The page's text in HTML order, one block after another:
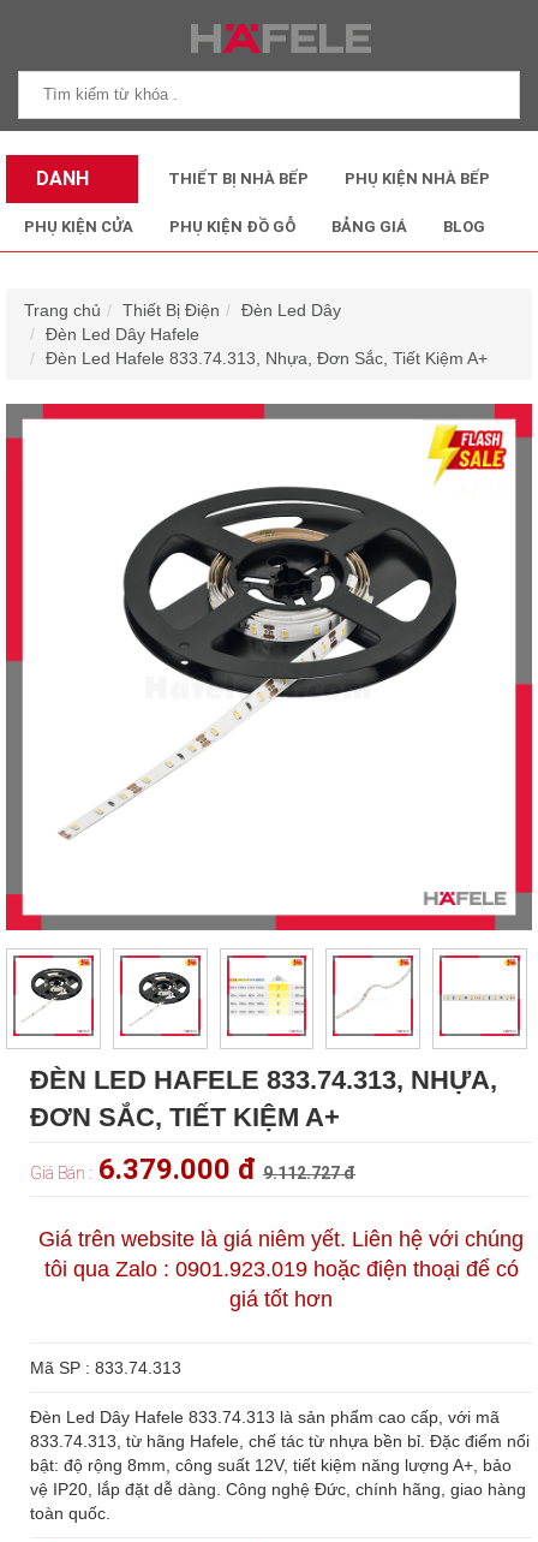
DANH
MỤC SẢN
THIẾT BỊ NHÀ BẾP PHỤ KIỆN NHÀ BẾP
PHỤ KIỆN CỬA PHỤ KIỆN ĐỒ GỖ BẢNG GIÁ BLOG
Trang chủ Thiết Bị Điện
Đèn Led Dây
Đèn Led Dây Hafele
Đèn Led Hafele 833.74.313, Nhựa, Đơn Sắc, Tiết Kiệm A+
ĐÈN LED HAFELE 833.74.313, NHỰA,
ĐƠN SẮC, TIẾT KIỆM A+
Giá Bán : 6.379.000 đ 9.112.727 đ
Giá trên website là giá niêm yết. Liên hệ với chúng
tôi qua Zalo : 0901.923.019 hoặc điện thoại để có
giá tốt hơn
Mã SP : 833.74.313
Đèn Led Dây Hafele 833.74.313 là sản phẩm cao cấp, với mã
833.74.313, từ hãng Hafele, chế tác từ nhựa bền bỉ. Đặc điểm nổi
bật: độ rộng 8mm, công suất 12V, tiết kiệm năng lượng A+, bảo
vệ IP20, lắp đặt dễ dàng. Công nghệ Đức, chính hãng, giao hàng
toàn quốc.